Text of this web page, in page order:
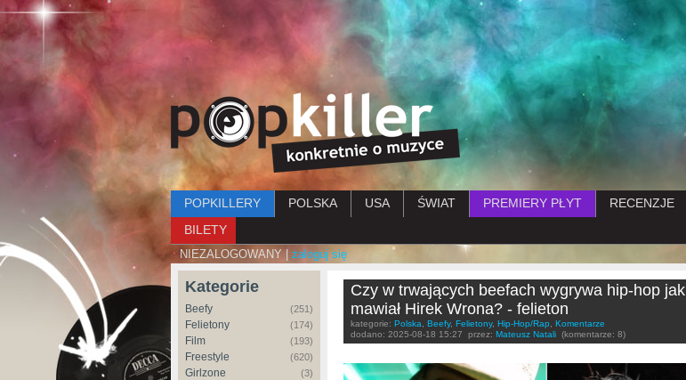
Przejdź do treści
Menu główne
POPKILLERY POLSKA USA ŚWIAT PREMIERY PŁYT RECENZJE
BILETY
NIEZALOGOWANY | zaloguj się
Kategorie
Beefy (251)
Felietony (174)
Film (193)
Freestyle (620)
Girlzone (3)
Czy w trwających beefach wygrywa hip-hop jak
mawiał Hirek Wrona? - felieton
kategorie: Polska Beefy, Felietony, Hip-Hop/Rap
Komentarze
dodano: 2025-08-18 15:27 przez: Mateusz Natali (komentarze: 8)